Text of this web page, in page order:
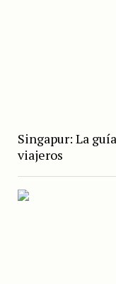
Singapur: La
viajeros